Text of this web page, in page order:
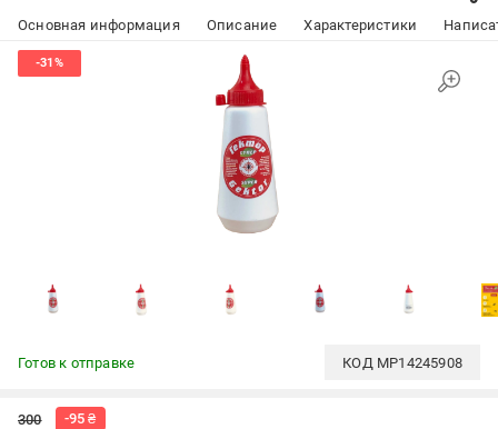
Основная информация Описание Характеристики
Готов к отправке КОД MP14245908
300 -95 ₴